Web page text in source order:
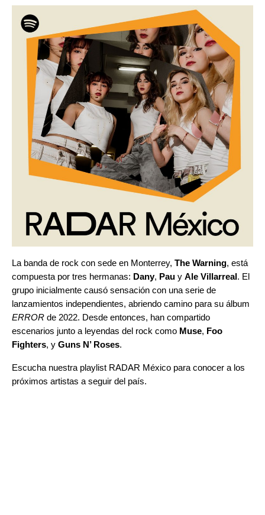
La banda de rock con sede en Monterrey, The Warning, está
compuesta por tres hermanas: Dany, Pau y Ale Villarreal. El
grupo inicialmente causó sensación con una serie de
lanzamientos independientes, abriendo camino para su álbum
ERROR de 2022. Desde entonces, han compartido
escenarios junto a leyendas del rock como Muse, Foo
Fighters, y Guns N’ Roses.
Escucha nuestra playlist RADAR México para conocer a los
próximos artistas a seguir del país.